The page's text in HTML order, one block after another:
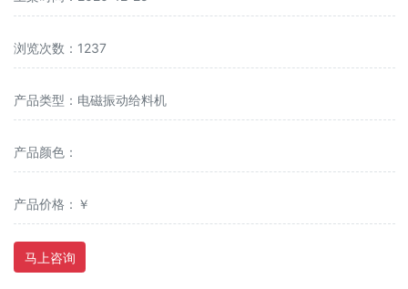
浏览次数：1237
产品类型：电磁振动给料机
产品颜色：
产品价格：￥
马上咨询